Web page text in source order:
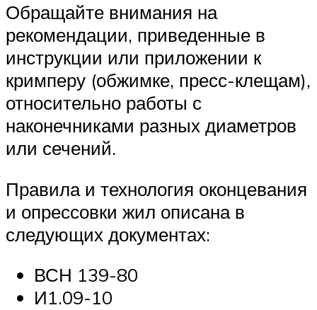
Обращайте внимания на
рекомендации, приведенные в
инструкции или приложении к
кримперу (обжимке, пресс-клещам),
относительно работы с
наконечниками разных диаметров
или сечений.
Правила и технология оконцевания
и опрессовки жил описана в
следующих документах:
ВСН 139-80
И1.09-10